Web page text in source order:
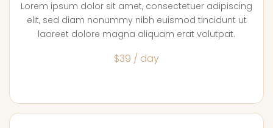
Lorem ipsum dolor sit amet, consectetuer adipiscing
elit, sed diam nonummy nibh euismod tincidunt ut
laoreet dolore magna aliquam erat volutpat.
$39 / day